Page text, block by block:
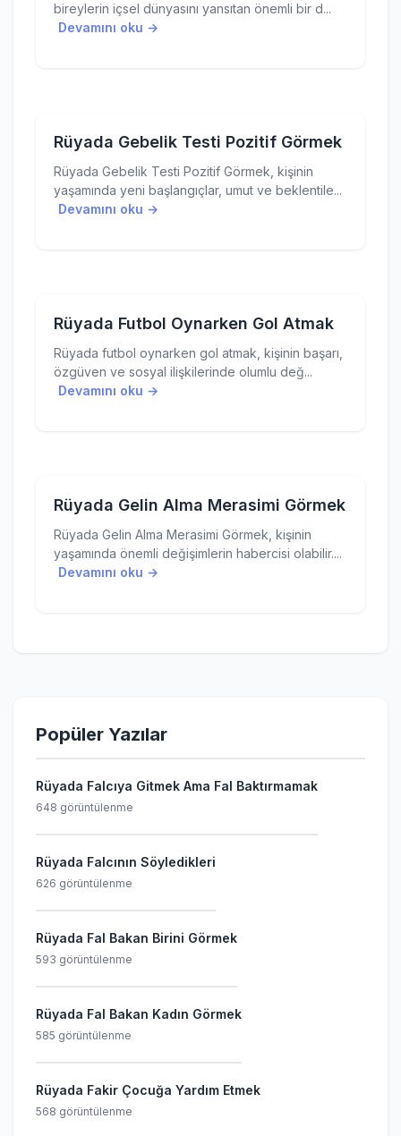
bireylerin içsel dünyasını yansıtan önemli bir d...
Devamını oku →
Rüyada Gebelik Testi Pozitif Görmek
Rüyada Gebelik Testi Pozitif Görmek, kişinin
yaşamında yeni başlangıçlar, umut ve beklentile...
Devamını oku →
Rüyada Futbol Oynarken Gol Atmak
Rüyada futbol oynarken gol atmak, kişinin başarı,
özgüven ve sosyal ilişkilerinde olumlu değ...
Devamını oku →
Rüyada Gelin Alma Merasimi Görmek
Rüyada Gelin Alma Merasimi Görmek, kişinin
yaşamında önemli değişimlerin habercisi olabilir....
Devamını oku →
Popüler Yazılar
Rüyada Falcıya Gitmek Ama Fal Baktırmamak
648 görüntülenme
Rüyada Falcının Söyledikleri
626 görüntülenme
Rüyada Fal Bakan Birini Görmek
593 görüntülenme
Rüyada Fal Bakan Kadın Görmek
585 görüntülenme
Rüyada Fakir Çocuğa Yardım Etmek
568 görüntülenme